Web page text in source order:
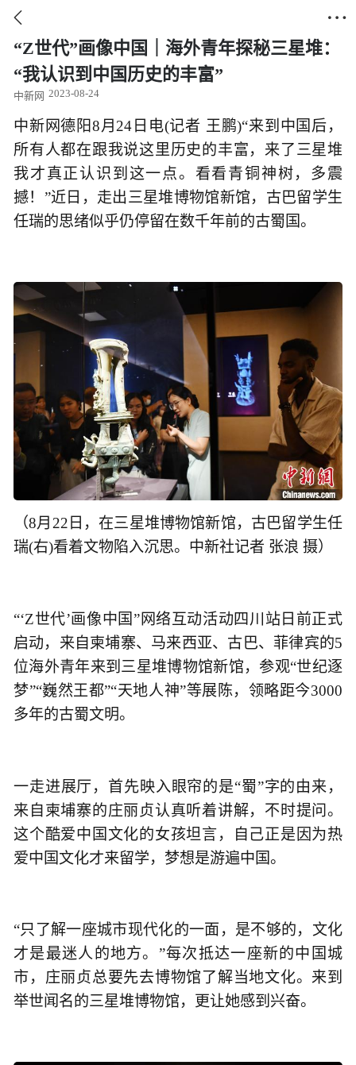
 
“Z世代”画像中国｜海外青年探秘三星堆：
“我认识到中国历史的丰富”
中新网 2023-08-24
中新网德阳8月24日电(记者 王鹏)“来到中国后，
所有人都在跟我说这里历史的丰富，来了三星堆
我才真正认识到这一点。看看青铜神树，多震
撼！”近日，走出三星堆博物馆新馆，古巴留学生
任瑞的思绪似乎仍停留在数千年前的古蜀国。
（8月22日，在三星堆博物馆新馆，古巴留学生任
瑞(右)看着文物陷入沉思。中新社记者 张浪 摄）
“‘Z世代’画像中国”网络互动活动四川站日前正式
启动，来自柬埔寨、马来西亚、古巴、菲律宾的5
位海外青年来到三星堆博物馆新馆，参观“世纪逐
梦”“巍然王都”“天地人神”等展陈，领略距今3000
多年的古蜀文明。
一走进展厅，首先映入眼帘的是“蜀”字的由来，
来自柬埔寨的庄丽贞认真听着讲解，不时提问。
这个酷爱中国文化的女孩坦言，自己正是因为热
爱中国文化才来留学，梦想是游遍中国。
“只了解一座城市现代化的一面，是不够的，文化
才是最迷人的地方。”每次抵达一座新的中国城
市，庄丽贞总要先去博物馆了解当地文化。来到
举世闻名的三星堆博物馆，更让她感到兴奋。